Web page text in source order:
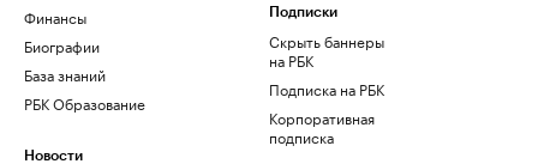
Финансы
Биографии
База знаний
РБК Образование
Новости
Подписки
Скрыть баннеры
на РБК
Подписка на РБК
Корпоративная
подписка